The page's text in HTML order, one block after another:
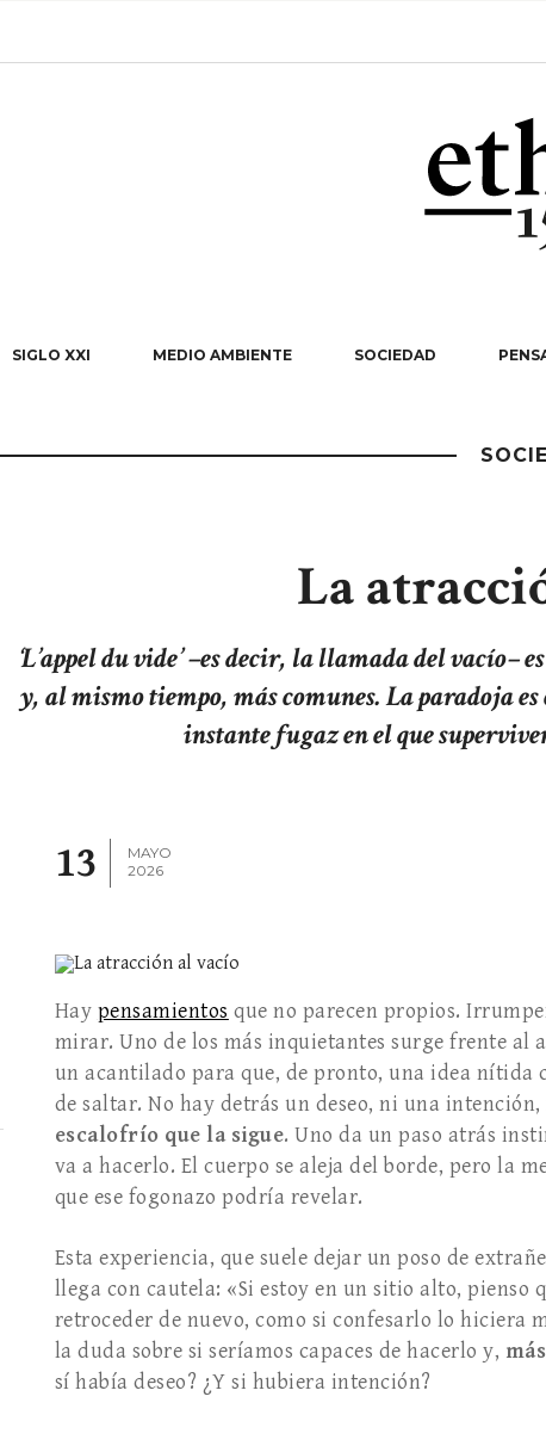
SIGLO XXI MEDIO AMBIENTE SOCIEDAD
La
‘L’appel du vide’ –es decir, la llamada del vacío–
y, al mismo tiempo, más comunes. La paradoja
instante fugaz en el que
13
MAYO
2026
Hay pensamientos que no parecen propios.
mirar. Uno de los más inquietantes surge frente al
un acantilado para que, de pronto, una idea
de saltar. No hay detrás un deseo, ni una intención,
escalofrío que la sigue. Uno da un paso atrás
va a hacerlo. El cuerpo se aleja del borde, pero la
que ese fogonazo podría revelar.
Esta experiencia, que suele dejar un poso de
llega con cautela: «Si estoy en un sitio alto, pienso
retroceder de nuevo, como si confesarlo lo hiciera
la duda sobre si seríamos capaces de hacerlo y,
sí había deseo? ¿Y si hubiera intención?